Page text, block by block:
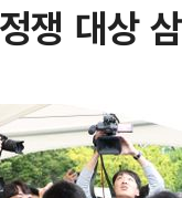
쟁 대상